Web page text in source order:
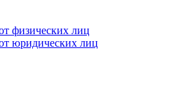
физических лиц
юридических лиц